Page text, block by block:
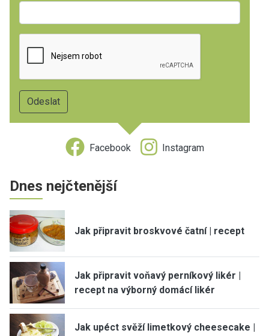
Facebook Instagram
Dnes nejčtenější
Jak připravit broskvové čatní | recept
Jak připravit voňavý perníkový likér |
recept na výborný domácí likér
Jak upéct svěží limetkový cheesecake |